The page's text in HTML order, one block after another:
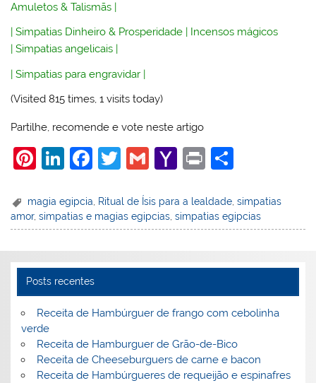
Amuletos & Talismãs |
|Simpatias Dinheiro & Prosperidade
Incensos mágicos
|Simpatias angelicais
|Simpatias para engravidar |
(Visited 815 times, 1 visits today)
Partilhe, recomende e vote neste artigo
Pi
er
e
st
Li
k
e
n
F
c
e
o
o
k
T
itt
er
G
ai
l
Y
h
o
M
ai
l
Pr
t
ar
e
magia egipcia Ritual de Ísis para a lealdade ,simpatias
amor,simpatias e magias egipcias,simpatias egipcias
Posts recentes
Receita de Hambúrguer de frango com cebolinha
verde
Receita de Hamburguer de Grão-de-Bico
Receita de Cheeseburguers de carne e bacon
Receita de Hambúrgueres de requeijão e espinafres